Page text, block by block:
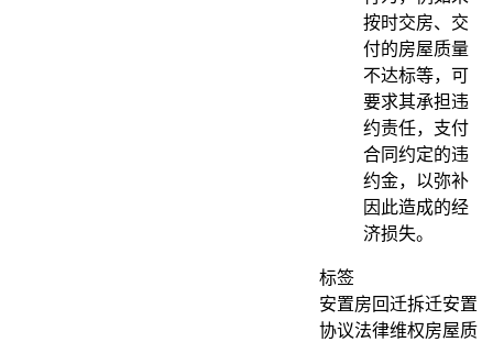
按时交房、交
付的房屋质量
不达标等，可
要求其承担违
约责任，支付
合同约定的违
约金，以弥补
因此造成的经
济损失。
标签
安置房回迁拆迁安置
协议法律维权房屋质